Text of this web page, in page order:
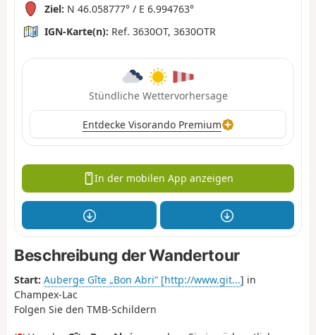
Ziel: N 46.058777° / E 6.994763°
IGN-Karte(n): Ref. 3630OT, 3630OTR
Stündliche Wettervorhersage
Entdecke Visorando Premium
In der mobilen App anzeigen
Beschreibung der Wandertour
Start: Auberge Gîte „Bon Abri” [http://www.git...] in
Champex-Lac
Folgen Sie den TMB-Schildern